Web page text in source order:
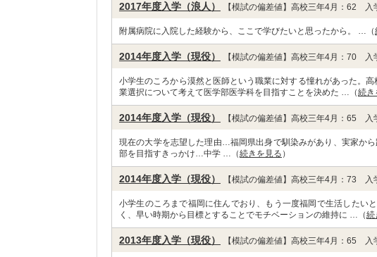
2017年度入学（浪人） 【模試の偏差値】高校三年4月：62 入
附属病院に入院した経験から、ここで学びたいと思ったから。 …（
2014年度入学（現役） 【模試の偏差値】高校三年4月：70 入
小学生のころから漠然と医師という職業に対する憧れがあった。
業選択について考えて医学部医学科を目指すことを決めた …（続き
2014年度入学（現役） 【模試の偏差値】高校三年4月：65 入
現在の大学を志望した理由…福岡県出身で馴染みがあり、実家か
部を目指すきっかけ…中学 …（続きを見る ）
2014年度入学（現役） 【模試の偏差値】高校三年4月：73 入
小学生のころまで福岡に住んでおり、もう一度福岡で生活したい
く、早い時期から目標とすることでモチベーションの維持に …（続
2013年度入学（現役） 【模試の偏差値】高校三年4月：65 入